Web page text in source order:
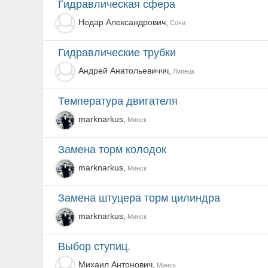
Гидравлическая сфера
Нодар Александрович, Сочи
гидравлические трубки
Андрей Анатольевиччч, Липецк
температура двигателя
marknarkus, Минск
Замена торм колодок
marknarkus, Минск
замена штуцера торм цилиндра
marknarkus, Минск
Выбор ступиц.
Михаил Антонович, Минск